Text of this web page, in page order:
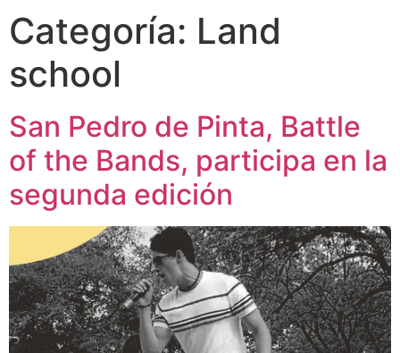
Categoría: Land
school
San Pedro de Pinta, Battle
of the Bands, participa en la
segunda edición